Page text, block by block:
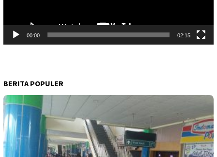
00:00 02:15
BERITA POPULER